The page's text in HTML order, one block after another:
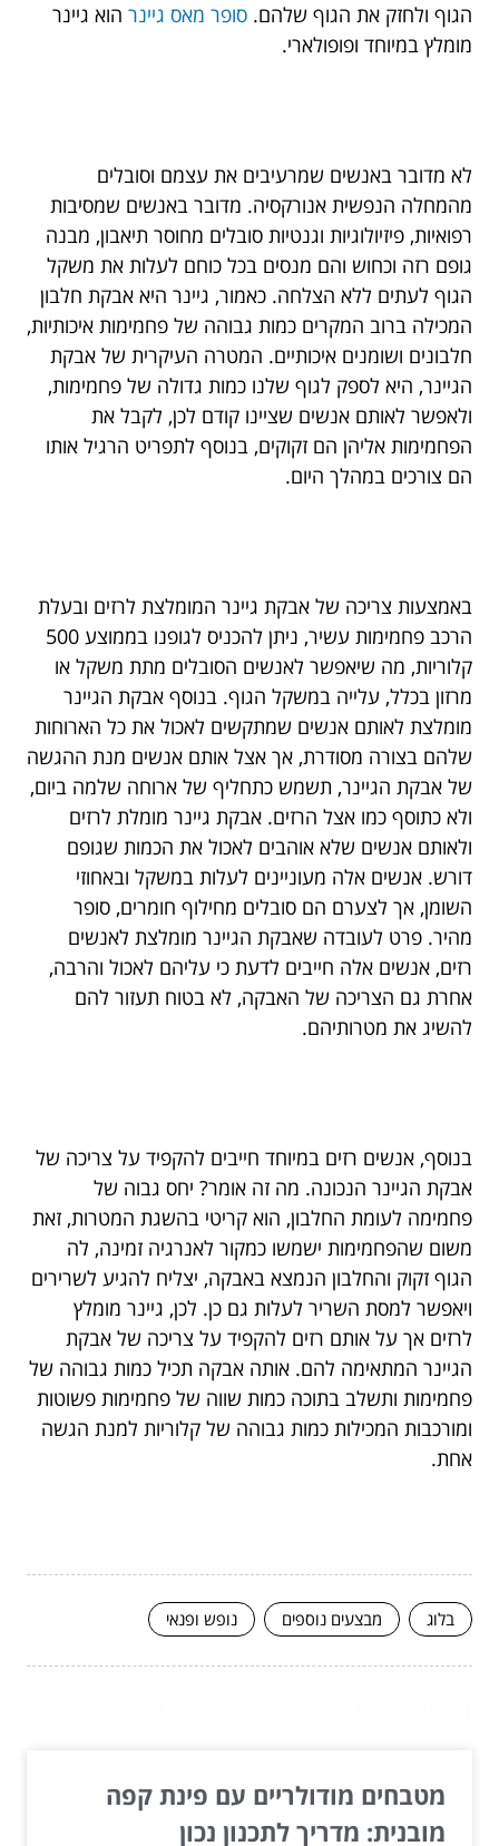
הגוף ולחזק את הגוף שלהם. סופר מאס גיינר הוא גיינר
מומלץ במיוחד ופופולארי.
לא מדובר באנשים שמרעיבים את עצמם וסובלים
מהמחלה הנפשית אנורקסיה. מדובר באנשים שמסיבות
רפואיות, פיזיולוגיות וגנטיות סובלים מחוסר תיאבון, מבנה
גופם רזה וכחוש והם מנסים בכל כוחם לעלות את משקל
הגוף לעתים ללא הצלחה. כאמור, גיינר היא אבקת חלבון
המכילה ברוב המקרים כמות גבוהה של פחמימות איכותיות,
חלבונים ושומנים איכותיים. המטרה העיקרית של אבקת
הגיינר, היא לספק לגוף שלנו כמות גדולה של פחמימות,
ולאפשר לאותם אנשים שציינו קודם לכן, לקבל את
הפחמימות אליהן הם זקוקים, בנוסף לתפריט הרגיל אותו
הם צורכים במהלך היום.
באמצעות צריכה של אבקת גיינר המומלצת לרזים ובעלת
הרכב פחמימות עשיר, ניתן להכניס לגופנו בממוצע 500
קלוריות, מה שיאפשר לאנשים הסובלים מתת משקל או
מרזון בכלל, עלייה במשקל הגוף. בנוסף אבקת הגיינר
מומלצת לאותם אנשים שמתקשים לאכול את כל הארוחות
שלהם בצורה מסודרת, אך אצל אותם אנשים מנת ההגשה
של אבקת הגיינר, תשמש כתחליף של ארוחה שלמה ביום,
ולא כתוסף כמו אצל הרזים. אבקת גיינר מומלת לרזים
ולאותם אנשים שלא אוהבים לאכול את הכמות שגופם
דורש. אנשים אלה מעוניינים לעלות במשקל ובאחוזי
השומן, אך לצערם הם סובלים מחילוף חומרים, סופר
מהיר. פרט לעובדה שאבקת הגיינר מומלצת לאנשים
רזים, אנשים אלה חייבים לדעת כי עליהם לאכול והרבה,
אחרת גם הצריכה של האבקה, לא בטוח תעזור להם
להשיג את מטרותיהם.
בנוסף, אנשים רזים במיוחד חייבים להקפיד על צריכה של
אבקת הגיינר הנכונה. מה זה אומר? יחס גבוה של
פחמימה לעומת החלבון, הוא קריטי בהשגת המטרות, זאת
משום שהפחמימות ישמשו כמקור לאנרגיה זמינה, לה
הגוף זקוק והחלבון הנמצא באבקה, יצליח להגיע לשרירים
ויאפשר למסת השריר לעלות גם כן. לכן, גיינר מומלץ
לרזים אך על אותם רזים להקפיד על צריכה של אבקת
הגיינר המתאימה להם. אותה אבקה תכיל כמות גבוהה של
פחמימות ותשלב בתוכה כמות שווה של פחמימות פשוטות
ומורכבות המכילות כמות גבוהה של קלוריות למנת הגשה
אחת.
בלוג מבצעים נוספים נופש ופנאי
מטבחים מודולריים עם פינת קפה
מובנית: מדריך לתכנון נכון